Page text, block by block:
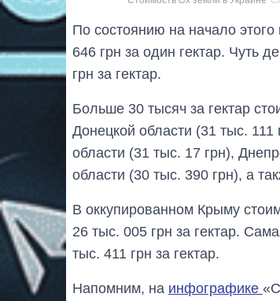
По состоянию на начало
646 грн за один гектар. Чуть
грн за гектар.
Больше 30 тысяч за гектар
Донецкой области (31 тыс. 111
области (31 тыс. 17 грн),
области (30 тыс. 390 грн), а
В оккупированном Крыму
26 тыс. 005 грн за гектар.
тыс. 411 грн за гектар.
Напомним, на инфографике